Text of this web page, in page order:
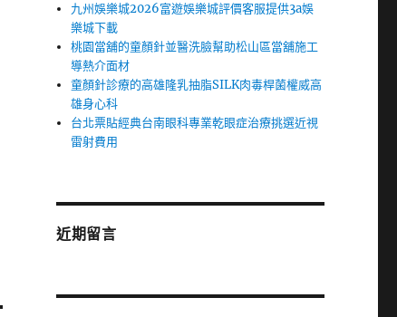
九州娛樂城2026富遊娛樂城評價客服提供3a娛
樂城下載
桃園當舖的童顏針並醫洗臉幫助松山區當舖施工
導熱介面材
童顏針診療的高雄隆乳抽脂SILK肉毒桿菌權威高
雄身心科
台北票貼經典台南眼科專業乾眼症治療挑選近視
雷射費用
近期留言